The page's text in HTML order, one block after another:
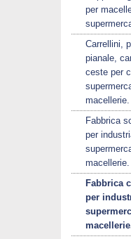
per
Carrellini,
pianale,
ceste per
macellerie.
Fabbrica
per
macellerie.
Fabbrica
per